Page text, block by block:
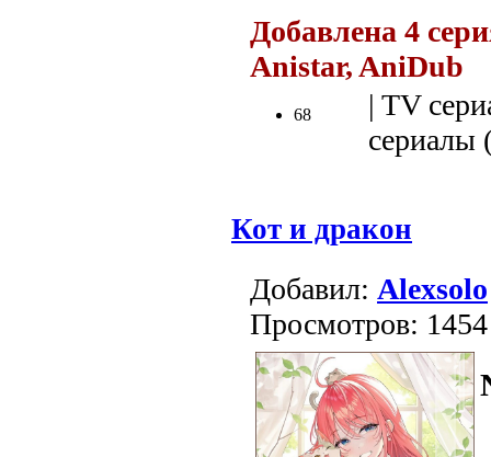
Добавлена 4
Anistar, AniDub
68
| TV
сериалы
Кот и дракон
Добавил: Alexsolo
Просмотров: 1454